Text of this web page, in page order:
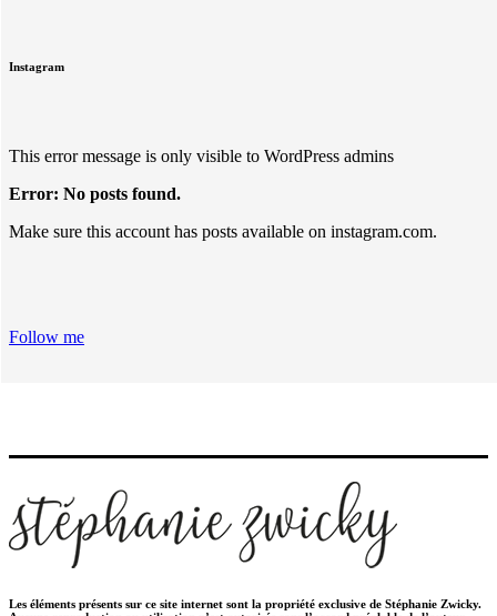
Instagram
This error message is only visible to WordPress admins
Error: No posts found.
Make sure this account has posts available on instagram.com.
Follow me
Les éléments présents sur ce site internet sont la propriété exclusive de Stéphanie Zwicky.